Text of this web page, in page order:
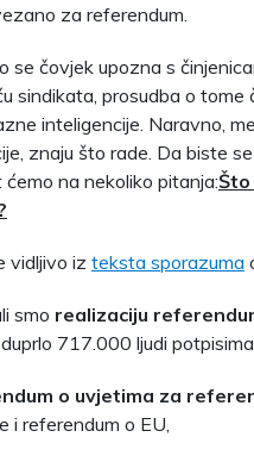
za referendum.
se čovjek upozna s
sindikata, prosudba o tome
inteligencije. Naravno,
znaju što rade. Da biste
na nekoliko pitanja:
vidljivo iz teksta sporazuma
smo realizaciju
717.000 ljudi potpisima,
o uvjetima za
i referendum o EU,